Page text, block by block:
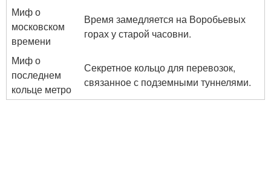
Миф о
московском
времени
Время замедляется на Воробьевых
горах у старой часовни.
Миф о
последнем
кольце метро
Секретное кольцо для перевозок,
связанное с подземными туннелями.